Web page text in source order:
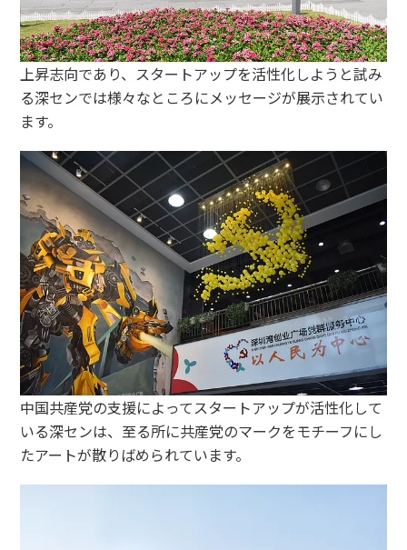
上昇志向であり、スタートアップを活性化しようと試み
る深センでは様々なところにメッセージが展示されてい
ます。
中国共産党の支援によってスタートアップが活性化して
いる深センは、至る所に共産党のマークをモチーフにし
たアートが散りばめられています。